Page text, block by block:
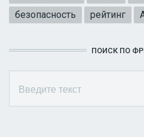
безопасность
рейтинг
ПОИСК ПО